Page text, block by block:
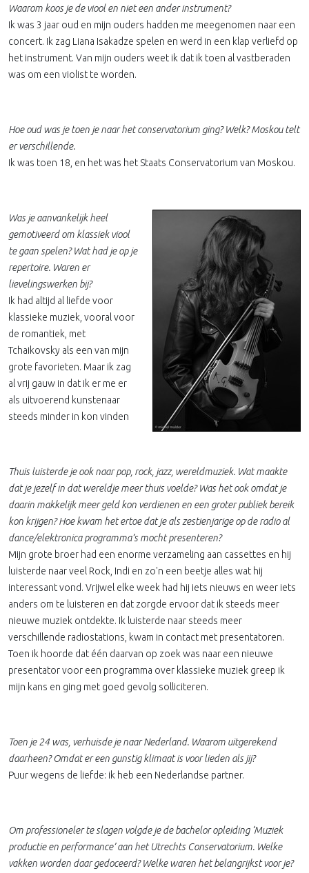
Waarom koos je de viool en niet een ander instrument?
Ik was 3 jaar oud en mijn ouders hadden me meegenomen naar een
concert. Ik zag Liana Isakadze spelen en werd in een klap verliefd op
het instrument. Van mijn ouders weet ik dat ik toen al vastberaden
was om een violist te worden.
Hoe oud was je toen je naar het conservatorium ging? Welk? Moskou telt
er verschillende.
Ik was toen 18, en het was het Staats Conservatorium van Moskou.
Was je aanvankelijk heel
gemotiveerd om klassiek viool
te gaan spelen? Wat had je op je
repertoire. Waren er
lievelingswerken bij?
Ik had altijd al liefde voor
klassieke muziek, vooral voor
de romantiek, met
Tchaikovsky als een van mijn
grote favorieten. Maar ik zag
al vrij gauw in dat ik er me er
als uitvoerend kunstenaar
steeds minder in kon vinden
Thuis luisterde je ook naar pop, rock, jazz, wereldmuziek. Wat maakte
dat je jezelf in dat wereldje meer thuis voelde? Was het ook omdat je
daarin makkelijk meer geld kon verdienen en een groter publiek bereik
kon krijgen? Hoe kwam het ertoe dat je als zestienjarige op de radio al
dance/elektronica programma’s mocht presenteren?
Mijn grote broer had een enorme verzameling aan cassettes en hij
luisterde naar veel Rock, Indi en zo'n een beetje alles wat hij
interessant vond. Vrijwel elke week had hij iets nieuws en weer iets
anders om te luisteren en dat zorgde ervoor dat ik steeds meer
nieuwe muziek ontdekte. Ik luisterde naar steeds meer
verschillende radiostations, kwam in contact met presentatoren.
Toen ik hoorde dat één daarvan op zoek was naar een nieuwe
presentator voor een programma over klassieke muziek greep ik
mijn kans en ging met goed gevolg solliciteren.
Toen je 24 was, verhuisde je naar Nederland. Waarom uitgerekend
daarheen? Omdat er een gunstig klimaat is voor lieden als jij?
Puur wegens de liefde: ik heb een Nederlandse partner.
Om professioneler te slagen volgde je de bachelor opleiding ‘Muziek
productie en performance’ aan het Utrechts Conservatorium. Welke
vakken worden daar gedoceerd? Welke waren het belangrijkst voor je?